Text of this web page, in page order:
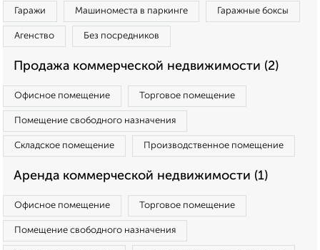
Гаражи Машиноместа в паркинге Гаражные боксы
Агенство Без посредников
Продажа коммерческой недвижимости (2)
Офисное помещение Торговое помещение
Помещение свободного назначения
Складское помещение Производственное помещение
Аренда коммерческой недвижимости (1)
Офисное помещение Торговое помещение
Помещение свободного назначения